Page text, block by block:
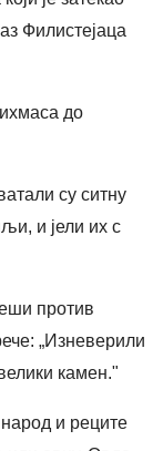
Филистејаца
до
су ситну
и јели их с
против
„Изневерили
камен."
и реците